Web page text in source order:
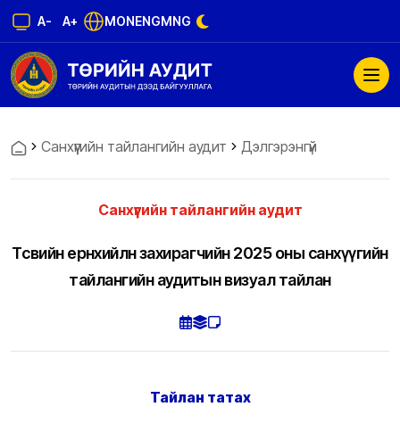
A- A+ MONENGMNG
Санхүүгийн тайлангийн аудит Дэлгэрэнгүй
Санхүүгийн тайлангийн аудит
Төсвийн ерөнхийлөн захирагчийн 2025 оны санхүүгийн
тайлангийн аудитын визуал тайлан
Тайлан татах